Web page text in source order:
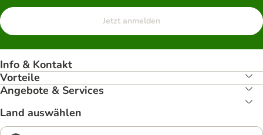
Jetzt anmelden
Info & Kontakt
Vorteile
Angebote & Services
Land auswählen